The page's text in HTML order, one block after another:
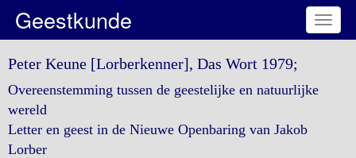
Toggle
Geestkunde
Peter Keune [Lorberkenner], Das Wort 1979;
Overeenstemming tussen de geestelijke en natuurlijke
wereld
Letter en geest in de Nieuwe Openbaring van Jakob
Lorber